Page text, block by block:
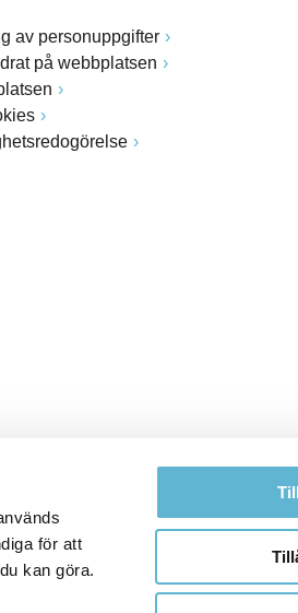
för att
kan göra.
av personuppgifter
på webbplatsen